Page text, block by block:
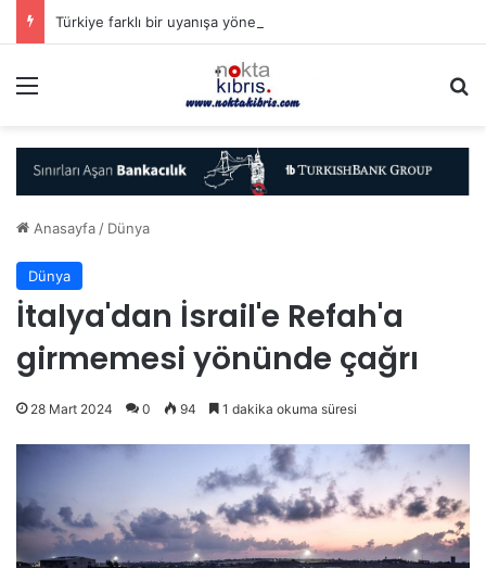
Türkiye farklı bir uyanışa yöneliyor (mu?)
Anasayfa / Dünya
Dünya
İtalya'dan İsrail'e Refah'a
girmemesi yönünde çağrı
28 Mart 2024 0 94 1 dakika okuma süresi